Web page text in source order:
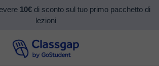
10€di sconto sul tuo primo pacchetto di
lezioni